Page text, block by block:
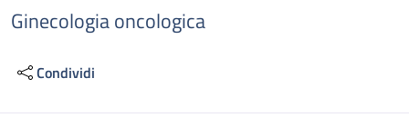
Ginecologia oncologica
Condividi